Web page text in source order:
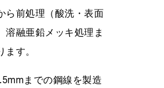
ら前処理（酸洗・表面
溶融亜鉛メッキ処理ま
す。
までの鋼線を製造